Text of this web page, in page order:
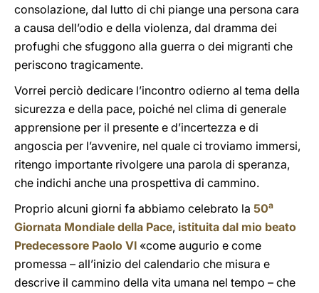
consolazione, dal lutto di chi piange una persona cara
a causa dell’odio e della violenza, dal dramma dei
profughi che sfuggono alla guerra o dei migranti che
periscono tragicamente.
Vorrei perciò dedicare l’incontro odierno al tema della
sicurezza e della pace, poiché nel clima di generale
apprensione per il presente e d’incertezza e di
angoscia per l’avvenire, nel quale ci troviamo immersi,
ritengo importante rivolgere una parola di speranza,
che indichi anche una prospettiva di cammino.
Proprio alcuni giorni fa abbiamo celebrato la 50a
Giornata Mondiale della Pace, istituita dal mio beato
Predecessore Paolo VI «come augurio e come
promessa – all’inizio del calendario che misura e
descrive il cammino della vita umana nel tempo – che